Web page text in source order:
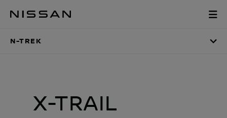
principale
N-TREK
N-TREK
X-TRAIL